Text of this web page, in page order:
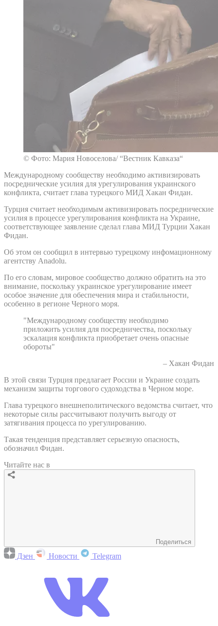
© Фото: Мария Новоселова/ “Вестник Кавказа“
Международному сообществу необходимо активизировать
посреднические усилия для урегулирования украинского
конфликта, считает глава турецкого МИД Хакан Фидан.
Турция считает необходимым активизировать посреднические
усилия в процессе урегулирования конфликта на Украине,
соответствующее заявление сделал глава МИД Турции Хакан
Фидан.
Об этом он сообщил в интервью турецкому инфомационному
агентству Anadolu.
По его словам, мировое сообщество должно обратить на это
внимание, поскольку украинское урегулирование имеет
особое значение для обеспечения мира и стабильности,
особенно в регионе Черного моря.
"Международному сообществу необходимо
приложить усилия для посредничества, поскольку
эскалация конфликта приобретает очень опасные
обороты"
– Хакан Фидан
В этой связи Турция предлагает России и Украине создать
механизм защиты торгового судоходства в Черном море.
Глава турецкого внешнеполитического ведомства считает, что
некоторые силы рассчитывают получить выгоду от
затягивания процесса по урегулированию.
Такая тенденция представляет серьезную опасность,
обозначил Фидан.
Читайте нас в
Поделиться
Дзен Новости Telegram